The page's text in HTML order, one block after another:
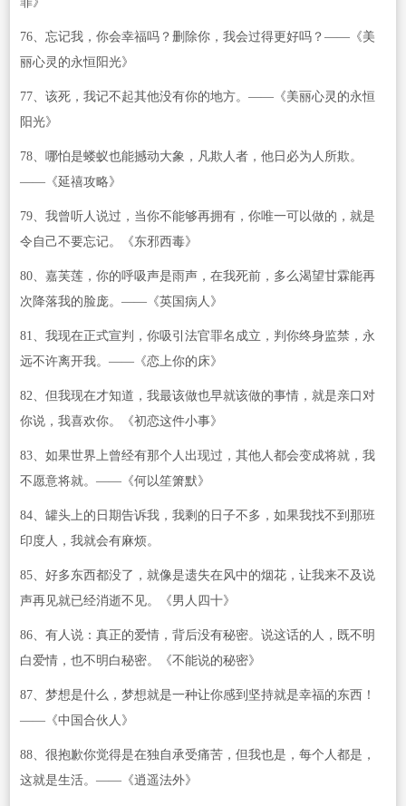
76、忘记我，你会幸福吗？删除你，我会过得更好吗？——《美
丽心灵的永恒阳光》
77、该死，我记不起其他没有你的地方。——《美丽心灵的永恒
阳光》
78、哪怕是蝼蚁也能撼动大象，凡欺人者，他日必为人所欺。
——《延禧攻略》
79、我曾听人说过，当你不能够再拥有，你唯一可以做的，就是
令自己不要忘记。《东邪西毒》
80、嘉芙莲，你的呼吸声是雨声，在我死前，多么渴望甘霖能再
次降落我的脸庞。——《英国病人》
81、我现在正式宣判，你吸引法官罪名成立，判你终身监禁，永
远不许离开我。——《恋上你的床》
82、但我现在才知道，我最该做也早就该做的事情，就是亲口对
你说，我喜欢你。《初恋这件小事》
83、如果世界上曾经有那个人出现过，其他人都会变成将就，我
不愿意将就。——《何以笙箫默》
84、罐头上的日期告诉我，我剩的日子不多，如果我找不到那班
印度人，我就会有麻烦。
85、好多东西都没了，就像是遗失在风中的烟花，让我来不及说
声再见就已经消逝不见。《男人四十》
86、有人说：真正的爱情，背后没有秘密。说这话的人，既不明
白爱情，也不明白秘密。《不能说的秘密》
87、梦想是什么，梦想就是一种让你感到坚持就是幸福的东西！
——《中国合伙人》
88、很抱歉你觉得是在独自承受痛苦，但我也是，每个人都是，
这就是生活。——《逍遥法外》